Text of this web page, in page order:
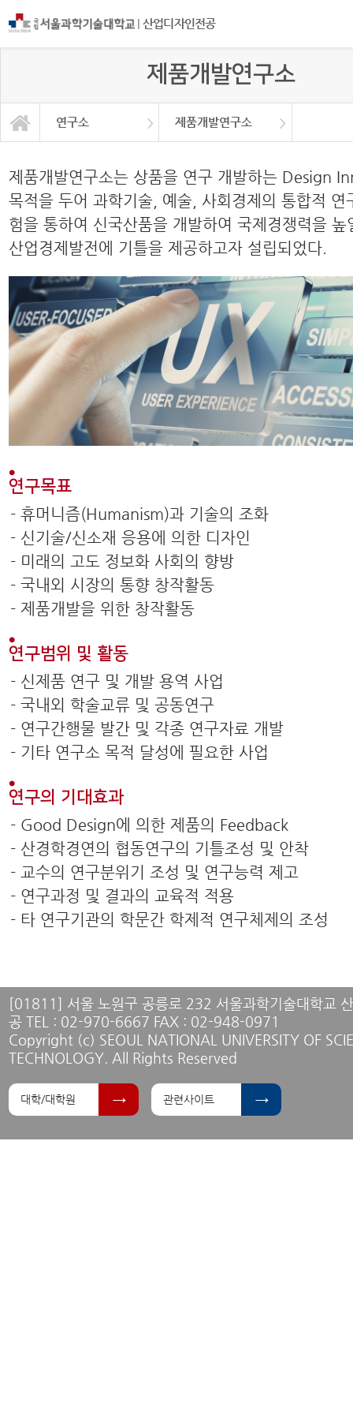
| 산업디자인전공
제품개발연구소
연구소 제품개발연구소
프로그램 소개
교육과정
대학원
연구소
커뮤니티
갤러리
제품개발연구소
유니버셜디자인연구소
제품개발연구소는 상품을 연구 개발하는 Design
목적을 두어 과학기술, 예술, 사회경제의 통합적 연
험을 통하여 신국산품을 개발하여 국제경쟁력을 높
산업경제발전에 기틀을 제공하고자 설립되었다.
연구목표
- 휴머니즘(Humanism)과 기술의 조화
- 신기술/신소재 응용에 의한 디자인
- 미래의 고도 정보화 사회의 향방
- 국내외 시장의 통향 창작활동
- 제품개발을 위한 창작활동
연구범위 및 활동
- 신제품 연구 및 개발 용역 사업
- 국내외 학술교류 및 공동연구
- 연구간행물 발간 및 각종 연구자료 개발
- 기타 연구소 목적 달성에 필요한 사업
연구의 기대효과
- Good Design에 의한 제품의 Feedback
- 산경학경연의 협동연구의 기틀조성 및 안착
- 교수의 연구분위기 조성 및 연구능력 제고
- 연구과정 및 결과의 교육적 적용
- 타 연구기관의 학문간 학제적 연구체제의 조성
[01811] 서울 노원구 공릉로 232 서울과학기술대학교
공 TEL : 02-970-6667 FAX : 02-948-0971
Copyright (c) SEOUL NATIONAL UNIVERSITY OF
TECHNOLOGY. All Rights Reserved
대학/대학원 관련사이트